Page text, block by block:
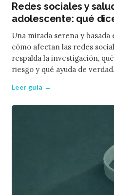
Redes sociales y
adolescente: qué
Una mirada serena y
cómo afectan las redes
respalda la investigación,
riesgo y qué ayuda de verdad.
Leer guía →